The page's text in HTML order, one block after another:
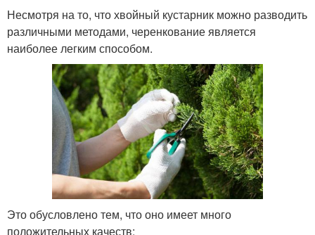
Несмотря на то, что хвойный кустарник можно разводить
различными методами, черенкование является
наиболее легким способом.
Это обусловлено тем, что оно имеет много
положительных качеств: